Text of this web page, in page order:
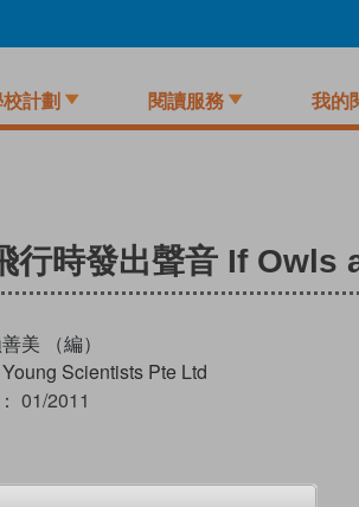
計劃 閱讀服務 我的
行時發出聲音 If
美 （編）
Young Scientists Pte Ltd
01/2011